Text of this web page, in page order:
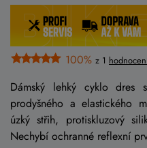
100% z 1
Dámský lehký cyklo dres
prodyšného a elastického
úzký střih, protiskluzový
Nechybí ochranné reflexní